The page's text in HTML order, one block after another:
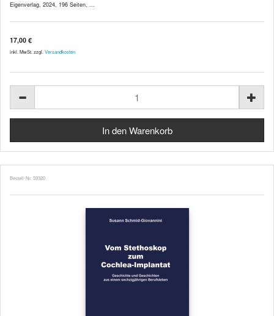
Eigenverlag, 2024, 196 Seiten, ...
17,00 €
inkl. MwSt. zzgl. Versandkosten
Bestell-Nr. 59320